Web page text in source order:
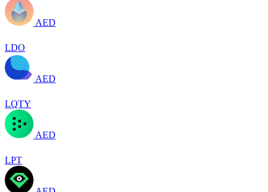
AED
LDO
AED
LQTY
AED
LPT